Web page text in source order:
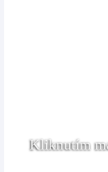
Kliknutím